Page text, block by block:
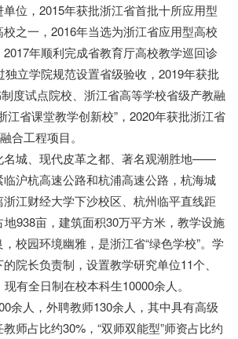
位，2015年获批浙江省首批十所应用型
之一，2016年当选为浙江省应用型高校
年顺利完成省教育厅高校教学巡回诊
独立学院规范设置省级验收，2019年获批
度试点院校、浙江省高等学校省级产教融
江省课堂教学创新校”，2020年获批浙江省
合工程项目。
名城、现代皮革之都、著名观潮胜地——
沪杭高速公路和杭浦高速公路，杭海城
江财经大学下沙校区、杭州临平直线距
938亩，建筑面积30万平方米，教学设施
校园环境幽雅，是浙江省“绿色学校”。学
院长负责制，设置教学研究单位11个、
有全日制在校本科生10000余人。
余人，外聘教师130余人，其中具有高级
师占比约30%，“双师双能型”师资占比约